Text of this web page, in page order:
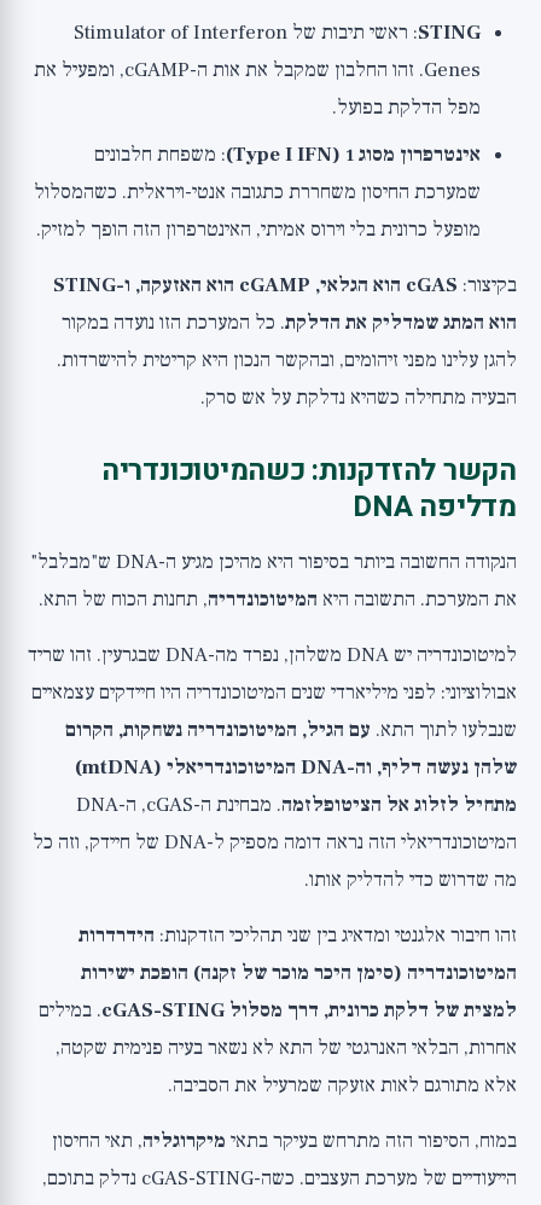
STING
: ראשי תיבות של Stimulator of Interferon
Genes. זהו החלבון שמקבל את אות ה-cGAMP, ומפעיל את
מפל הדלקת בפועל.
אינטרפרון מסוג 1 (Type I IFN)
: משפחת חלבונים
שמערכת החיסון משחררת כתגובה אנטי-ויראלית. כשהמסלול
מופעל כרונית בלי וירוס אמיתי, האינטרפרון הזה הופך למזיק.
בקיצור:
cGAS הוא הגלאי, cGAMP הוא האזעקה, ו-STING
הוא המתג שמדליק את הדלקת. כל המערכת הזו נועדה במקור
להגן עלינו מפני זיהומים, ובהקשר הנכון היא קריטית להישרדות.
הבעיה מתחילה כשהיא נדלקת על אש סרק.
הקשר להזדקנות: כשהמיטוכונדריה
מדליפה DNA
הנקודה החשובה ביותר בסיפור היא מהיכן מגיע ה-DNA ש"מבלבל"
את המערכת. התשובה היא המיטוכונדריה, תחנות הכוח של התא.
למיטוכונדריה יש DNA משלהן, נפרד מה-DNA שבגרעין. זהו שריד
אבולוציוני: לפני מיליארדי שנים המיטוכונדריה היו חיידקים עצמאיים
שנבלעו לתוך התא. עם הגיל, המיטוכונדריה נשחקות, הקרום
שלהן נעשה דליף, וה-DNA המיטוכונדריאלי (mtDNA)
מתחיל לזלוג אל הציטופלזמה
. מבחינת ה-cGAS, ה-DNA
המיטוכונדריאלי הזה נראה דומה מספיק ל-DNA של חיידק, וזה כל
מה שדרוש כדי להדליק אותו.
זהו חיבור אלגנטי ומדאיג בין שני תהליכי הזדקנות: הידרדרות
המיטוכונדריה (סימן היכר מוכר של זקנה) הופכת ישירות
למצית של דלקת כרונית, דרך מסלול cGAS-STING
. במילים
אחרות, הבלאי האנרגטי של התא לא נשאר בעיה פנימית שקטה,
אלא מתורגם לאות אזעקה שמרעיל את הסביבה.
במוח, הסיפור הזה מתרחש בעיקר בתאי מיקרוגליה, תאי החיסון
הייעודיים של מערכת העצבים. כשה-cGAS-STING נדלק בתוכם,